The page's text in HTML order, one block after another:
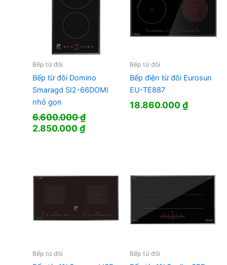
Bếp từ đôi
Bếp từ đôi Domino
Smaragd SI2-66DOMI
nhỏ gọn
6.600.000₫
Giá
2.850.000₫Giá
2.850.000 ₫.
Bếp từ đôi
Bếp điện từ đôi Eurosun
EU-TE887
18.860.000₫
Bếp từ đôi Bếp từ đôi